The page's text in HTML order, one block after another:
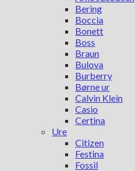
Bering
Boccia
Bonett
Boss
Braun
Bulova
Burberry
Børne ur
Calvin Klein
Casio
Certina
Ure
Citizen
Festina
Fossil